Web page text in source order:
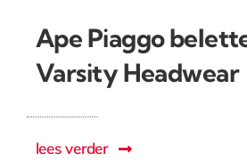
Ape Piaggo
Varsity Headwear
lees verder